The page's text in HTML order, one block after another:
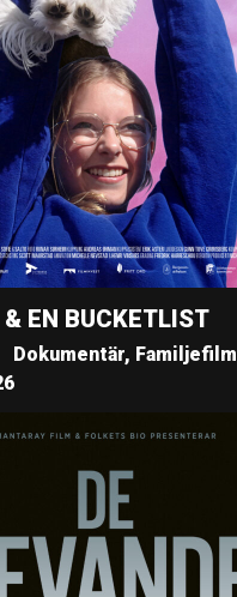
& EN BUCKETLIST
Dokumentär, Familjefilm